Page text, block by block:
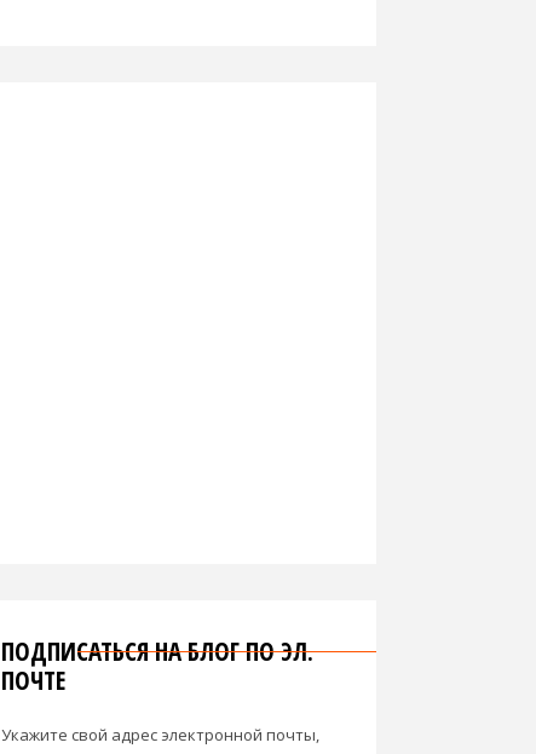
ПОДПИСАТЬСЯ НА БЛОГ ПО ЭЛ.
ПОЧТЕ
Укажите свой адрес электронной почты,